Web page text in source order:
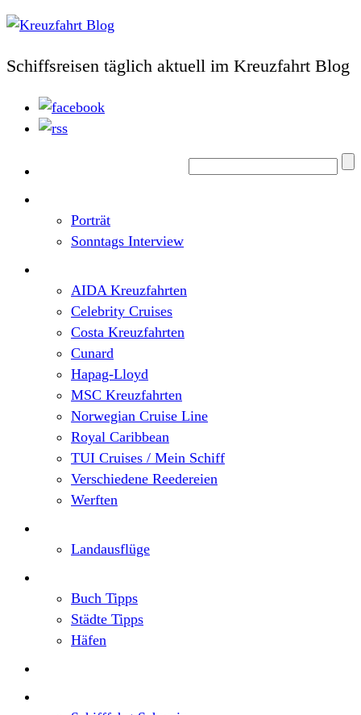
Schiffsreisen täglich aktuell im Kreuzfahrt Blog
Porträt
Sonntags Interview
AIDA Kreuzfahrten
Celebrity Cruises
Costa Kreuzfahrten
Cunard
Hapag-Lloyd
MSC Kreuzfahrten
Norwegian Cruise Line
Royal Caribbean
TUI Cruises / Mein Schiff
Verschiedene Reedereien
Werften
Landausflüge
Buch Tipps
Städte Tipps
Häfen